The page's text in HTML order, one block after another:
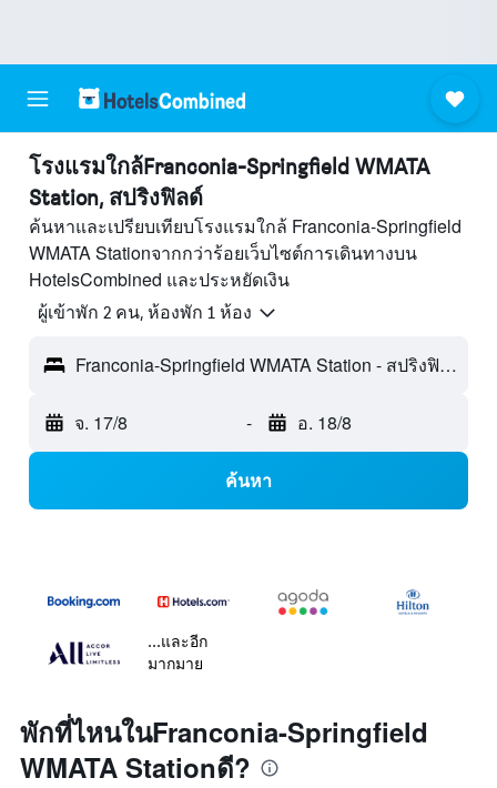
โรงแรมใกล้Franconia-Springfield WMATA
Station, สปริงฟิลด์
ค้นหาและเปรียบเทียบโรงแรมใกล้ Franconia-Springfield
WMATA Stationจากกว่าร้อยเว็บไซต์การเดินทางบน
HotelsCombined และประหยัดเงิน
ผู้เข้าพัก 2 คน, ห้องพัก 1 ห้อง
Franconia-Springfield WMATA Station - สปริงฟิลด์, VA, สหรัฐอเมริกา
จ. 17/8 - อ. 18/8
ค้นหา
...และอีก
มากมาย
พักที่ไหนในFranconia-Springfield
WMATA Stationดี?